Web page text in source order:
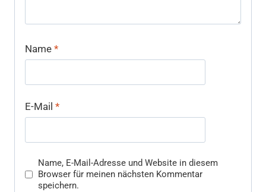
Name *
E-Mail *
Name, E-Mail-Adresse und Website in diesem
Browser für meinen nächsten Kommentar
speichern.